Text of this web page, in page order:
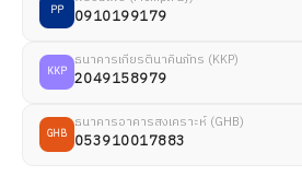
PP 0910199179
KKP
ธนาคารเกียรตินาคินภัทร (KKP)
2049158979
GHB
ธนาคารอาคารสงเคราะห์ (GHB)
053910017883